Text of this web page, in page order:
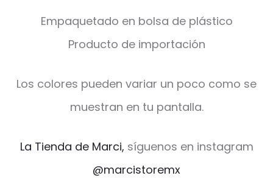
Empaquetado en bolsa de plástico
Producto de importación
Los colores pueden variar un poco como se
muestran en tu pantalla.
La Tienda de Marci, síguenos en instagram
@marcistoremx